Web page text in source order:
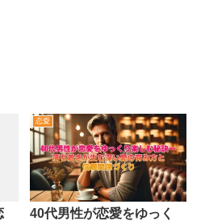
恋愛
40代男性が恋愛をゆっく